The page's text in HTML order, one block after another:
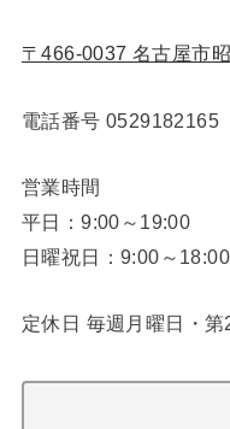
〒466-0037 名古屋市
電話番号 0529182165
営業時間
平日：9:00～19:00
日曜祝日：9:00～18:00
定休日 毎週月曜日・第